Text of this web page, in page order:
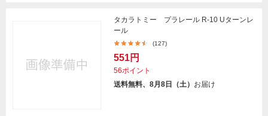
タカラトミー プラレール R-10 Uターンレ
ール
(127)
551円
56ポイント
送料無料、8月8日（土） お届け